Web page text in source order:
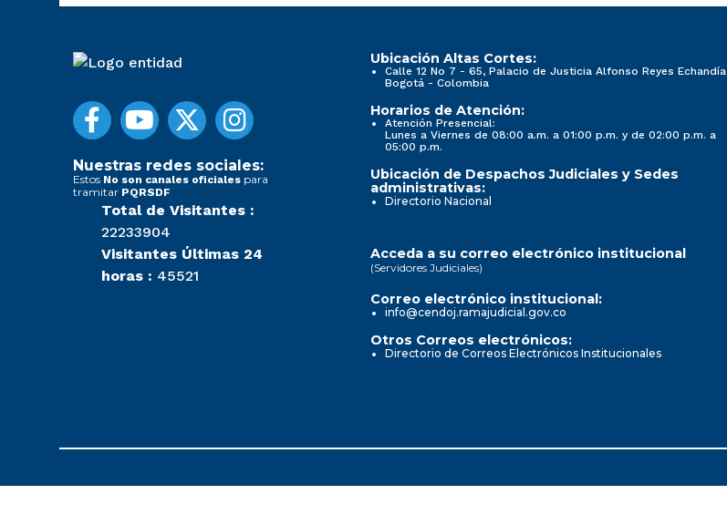
Nuestras redes sociales:
Estos No son canales oficiales para
tramitar PQRSDF
Total de Visitantes :
22233904
Visitantes Últimas 24
horas : 45521
Ubicación Altas Cortes:
Calle 12 No 7 - 65, Palacio de Justicia Alfonso Reyes Echandía
Bogotá - Colombia
Horarios de Atención:
Atención Presencial:
Lunes a Viernes de 08:00 a.m. a 01:00 p.m. y de 02:00 p.m. a
05:00 p.m.
Ubicación de Despachos Judiciales y Sedes
administrativas:
Directorio Nacional
Acceda a su correo electrónico institucional
(Servidores Judiciales)
Correo electrónico institucional:
info@cendoj.ramajudicial.gov.co
Otros Correos electrónicos:
Directorio de Correos Electrónicos Institucionales